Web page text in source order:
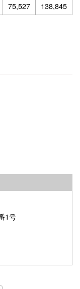
75,527 138,845
1号